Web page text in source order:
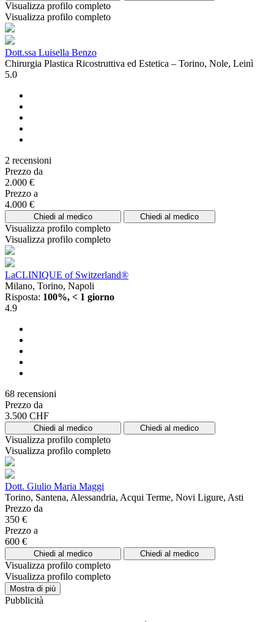
Visualizza profilo completo
Visualizza profilo completo
Dott.ssa Luisella Benzo
Chirurgia Plastica Ricostruttiva ed Estetica – Torino, Nole, Leinì
5.0
2 recensioni
Prezzo da
2.000 €
Prezzo a
4.000 €
Chiedi al medico Chiedi al medico
Visualizza profilo completo
Visualizza profilo completo
LaCLINIQUE of Switzerland®
Milano, Torino, Napoli
Risposta: 100%, < 1 giorno
4.9
68 recensioni
Prezzo da
3.500 CHF
Chiedi al medico Chiedi al medico
Visualizza profilo completo
Visualizza profilo completo
Dott. Giulio Maria Maggi
Torino, Santena, Alessandria, Acqui Terme, Novi Ligure, Asti
Prezzo da
350 €
Prezzo a
600 €
Chiedi al medico Chiedi al medico
Visualizza profilo completo
Visualizza profilo completo
Mostra di più
Pubblicità